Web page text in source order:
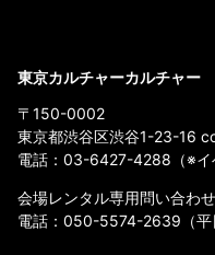
東京カルチャーカルチャー
〒150-0002
東京都渋谷区渋谷1-23-16
電話： 03-6427-4288 （※
会場レンタル専用問い合わせ
電話： 050-5574-2639 （